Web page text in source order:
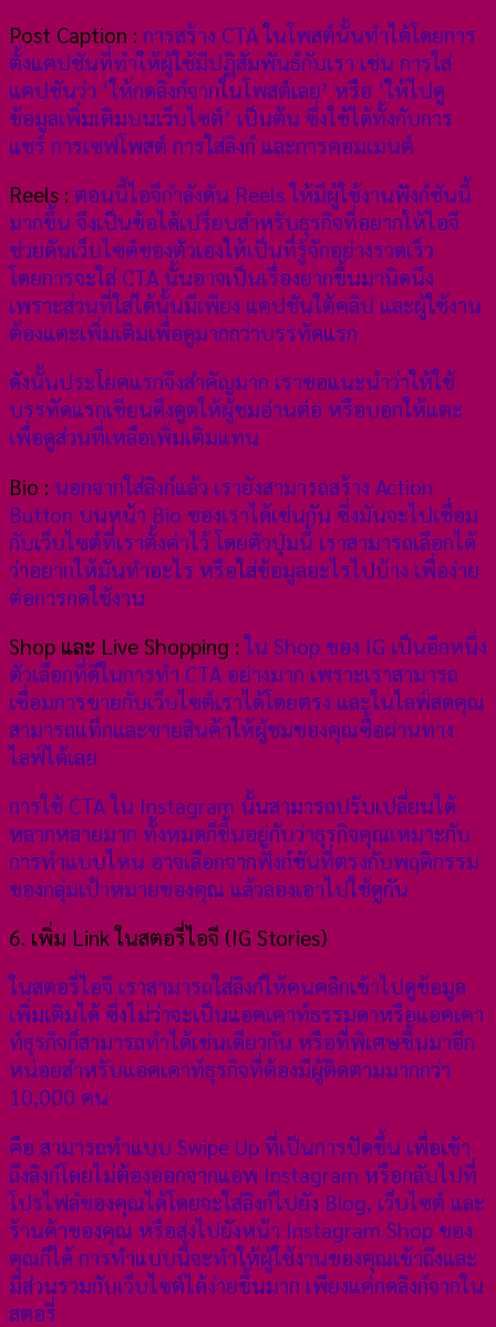
Post Caption : การสร้าง CTA ในโพสต์นั้นทำได้โดยการ
ตั้งแคปชันที่ทำให้ผู้ใช้มีปฏิสัมพันธ์กับเรา เช่น การใส่
แคปชันว่า ‘ให้กดลิงก์จากในโพสต์เลย’ หรือ ‘ให้ไปดู
ข้อมูลเพิ่มเติมบนเว็บไซต์’ เป็นต้น ซึ่งใช้ได้ทั้งกับการ
แชร์ การเซฟโพสต์ การใส่ลิงก์ และการคอมเมนต์
Reels : ตอนนี้ไอจีกำลังดัน Reels ให้มีผู้ใช้งานฟังก์ชันนี้
มากขึ้น จึงเป็นข้อได้เปรียบสำหรับธุรกิจที่อยากให้ไอจี
ช่วยดันเว็บไซต์ของตัวเองให้เป็นที่รู้จักอย่างรวดเร็ว
โดยการจะใส่ CTA นั้นอาจเป็นเรื่องยากขึ้นมานิดนึง
เพราะส่วนที่ใส่ได้นั้นมีเพียง แคปชันใต้คลิป และผู้ใช้งาน
ต้องแตะเพิ่มเติมเพื่อดูมากกว่าบรรทัดแรก
ดังนั้นประโยคแรกจึงสำคัญมาก เราขอแนะนำว่าให้ใช้
บรรทัดแรกเขียนดึงดูดให้ผู้ชมอ่านต่อ หรือบอกให้แตะ
เพื่อดูส่วนที่เหลือเพิ่มเติมแทน
Bio : นอกจากใส่ลิงก์แล้ว เรายังสามารถสร้าง Action
Button บนหน้า Bio ของเราได้เช่นกัน ซึ่งมันจะไปเชื่อม
กับเว็บไซต์ที่เราตั้งค่าไว้ โดยตัวปุ่มนี้ เราสามารถเลือกได้
ว่าอยากให้มันทำอะไร หรือใส่ข้อมูลอะไรไปบ้าง เพื่อง่าย
ต่อการกดใช้งาน
Shop และ Live Shopping : ใน Shop ของ IG เป็นอีกหนึ่ง
ตัวเลือกที่ดีในการทำ CTA อย่างมาก เพราะเราสามารถ
เชื่อมการขายกับเว็บไซต์เราได้โดยตรง และในไลฟ์สดคุณ
สามารถแท็กและขายสินค้าให้ผู้ชมของคุณซื้อผ่านทาง
ไลฟ์ได้เลย
การใช้ CTA ใน Instagram นั้นสามารถปรับเปลี่ยนได้
หลากหลายมาก ทั้งหมดก็ขึ้นอยู่กับว่าธุรกิจคุณเหมาะกับ
การทำแบบไหน อาจเลือกจากฟังก์ชันที่ตรงกับพฤติกรรม
ของกลุ่มเป้าหมายของคุณ แล้วลองเอาไปใช้ดูกัน
6. เพิ่ม Link ในสตอรี่ไอจี (IG Stories)
ในสตอรี่ไอจี เราสามารถใส่ลิงก์ให้คนคลิกเข้าไปดูข้อมูล
เพิ่มเติมได้ ซึ่งไม่ว่าจะเป็นแอคเคาท์ธรรมดาหรือแอคเคา
ท์ธุรกิจก็สามารถทำได้เช่นเดียวกัน หรือที่พิเศษขึ้นมาอีก
หน่อยสำหรับแอคเคาท์ธุรกิจที่ต้องมีผู้ติดตามมากกว่า
10,000 คน
คือ สามารถทำแบบ Swipe Up ที่เป็นการปัดขึ้น เพื่อเข้า
ถึงลิงก์โดยไม่ต้องออกจากแอพ Instagram หรือกลับไปที่
โปรไฟล์ของคุณได้โดยจะใส่ลิงก์ไปยัง Blog, เว็บไซต์ และ
ร้านค้าของคุณ หรือส่งไปยังหน้า Instagram Shop ของ
คุณก็ได้ การทำแบบนี้จะทำให้ผู้ใช้งานของคุณเข้าถึงและ
มีส่วนรวมกับเว็บไซต์ได้ง่ายขึ้นมาก เพียงแค่กดลิงก์จากใน
สตอรี่